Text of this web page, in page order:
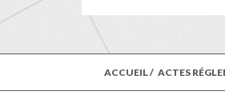
ACCUEIL/ ACTES